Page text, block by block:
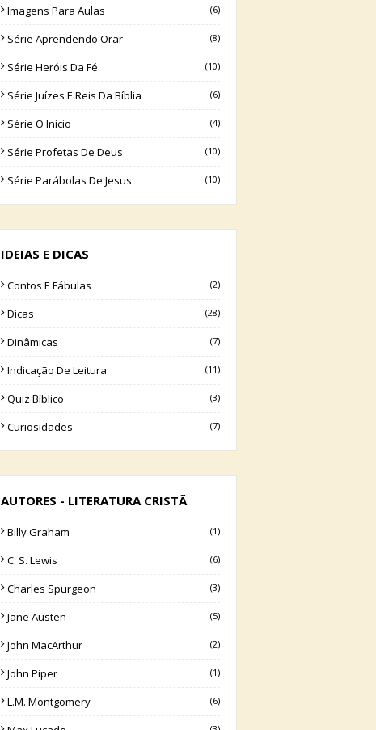
Imagens Para Aulas (6)
Série Aprendendo Orar (8)
Série Heróis Da Fé (10)
Série Juízes E Reis Da Bíblia (6)
Série O Início (4)
Série Profetas De Deus (10)
Série Parábolas De Jesus (10)
IDEIAS E DICAS
Contos E Fábulas (2)
Dicas (28)
Dinâmicas (7)
Indicação De Leitura (11)
Quiz Bíblico (3)
Curiosidades (7)
AUTORES - LITERATURA CRISTÃ
Billy Graham (1)
C. S. Lewis (6)
Charles Spurgeon (3)
Jane Austen (5)
John MacArthur (2)
John Piper (1)
L.M. Montgomery (6)